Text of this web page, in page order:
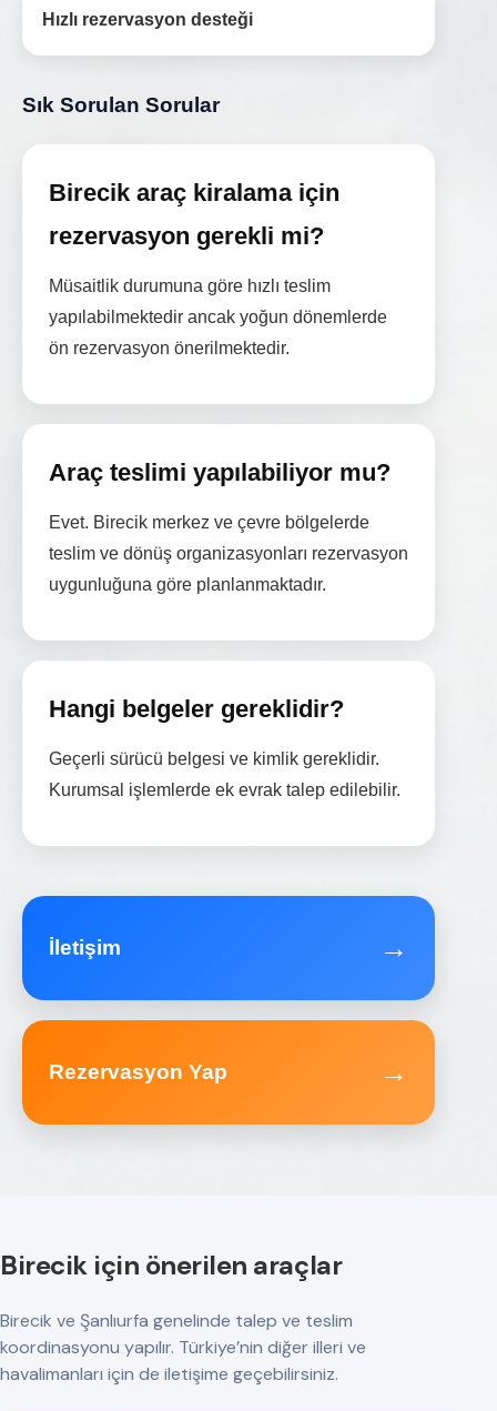
Hızlı rezervasyon desteği
Sık Sorulan Sorular
Birecik araç kiralama için
rezervasyon gerekli mi?
Müsaitlik durumuna göre hızlı teslim
yapılabilmektedir ancak yoğun dönemlerde
ön rezervasyon önerilmektedir.
Araç teslimi yapılabiliyor mu?
Evet. Birecik merkez ve çevre bölgelerde
teslim ve dönüş organizasyonları rezervasyon
uygunluğuna göre planlanmaktadır.
Hangi belgeler gereklidir?
Geçerli sürücü belgesi ve kimlik gereklidir.
Kurumsal işlemlerde ek evrak talep edilebilir.
İletişim →
Rezervasyon Yap →
Birecik için önerilen araçlar
Birecik ve Şanlıurfa genelinde talep ve teslim
koordinasyonu yapılır. Türkiye’nin diğer illeri ve
havalimanları için de iletişime geçebilirsiniz.